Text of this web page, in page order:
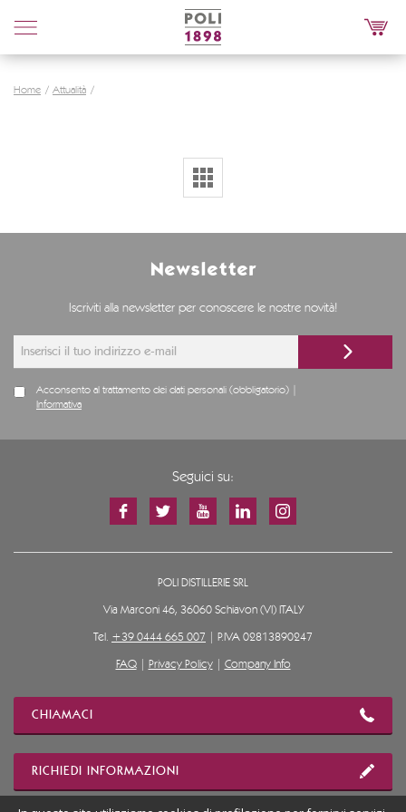
Poli
Distillerie
Home Attualità
Newsletter
Iscriviti alla newsletter per conoscere le nostre novità!
Acconsento al trattamento dei dati personali (obbligatorio) |
Informativa
Seguici su:
POLI DISTILLERIE SRL
Via Marconi 46, 36060 Schiavon (VI) ITALY
Tel. +39 0444 665 007 | P.IVA 02813890247
FAQ| Privacy Policy| Company Info
CHIAMACI
RICHIEDI INFORMAZIONI